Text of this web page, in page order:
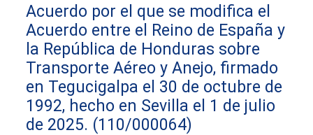
Acuerdo por el que se modifica el
Acuerdo entre el Reino de España y
la República de Honduras sobre
Transporte Aéreo y Anejo, firmado
en Tegucigalpa el 30 de octubre de
1992, hecho en Sevilla el 1 de julio
de 2025. (110/000064)